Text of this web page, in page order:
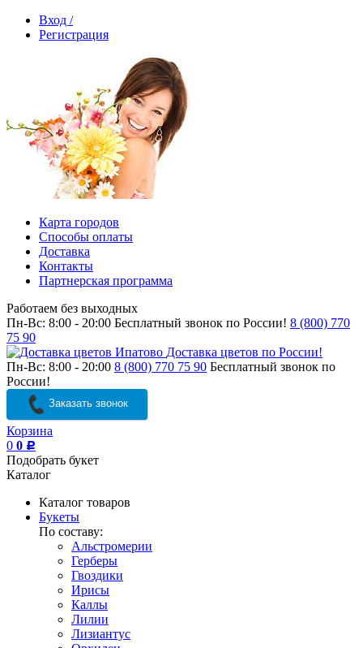
Вход /
Регистрация
Карта городов
Способы оплаты
Доставка
Контакты
Партнерская программа
Работаем без выходных
Пн-Вс: 8:00 - 20:00 Бесплатный звонок по России! 8 (800) 770
75 90
Доставка цветов по России!
Пн-Вс: 8:00 - 20:00 8 (800) 770 75 90 Бесплатный звонок по
России!
Заказать звонок
Корзина
0 0 Р
Подобрать букет
Каталог
Каталог товаров
Букеты
По составу:
Альстромерии
Герберы
Гвоздики
Ирисы
Каллы
Лилии
Лизиантус